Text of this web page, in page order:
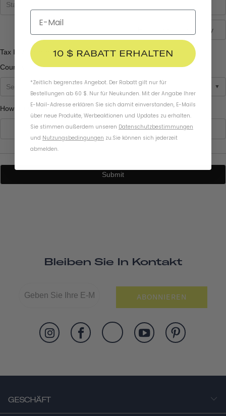
Bleiben Sie In Kontakt
ABONNIEREN
GESCHÄFT
10 $ RABATT ERHALTEN
*Zeitlich begrenztes Angebot. Der Rabatt gilt nur für
Bestellungen ab 60 $. Nur für Neukunden. Mit der Angabe Ihrer
E-Mail-Adresse erklären Sie sich damit einverstanden, E-Mails
über neue Produkte, Werbeaktionen und Updates zu erhalten.
Sie stimmen außerdem unseren Datenschutzbestimmungen
und Nutzungsbedingungen zu.Sie können sich jederzeit
abmelden.